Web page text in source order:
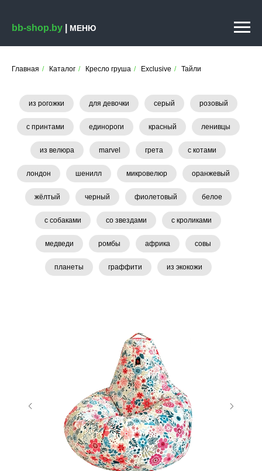
bb-shop.by МЕНЮ
Главная / Каталог / Кресло груша / Exclusive / Тайли
из рогожки для девочки серый розовый
с принтами единороги красный ленивцы
из велюра marvel грета с котами
лондон шенилл микровелюр оранжевый
жёлтый черный фиолетовый белое
с собаками со звездами с кроликами
медведи ромбы африка совы
планеты граффити из экокожи